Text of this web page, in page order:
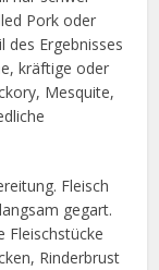
Pork oder
des Ergebnisses
kräftige oder
Mesquite,
Fleisch
gegart.
Fleischstücke
Rinderbrust